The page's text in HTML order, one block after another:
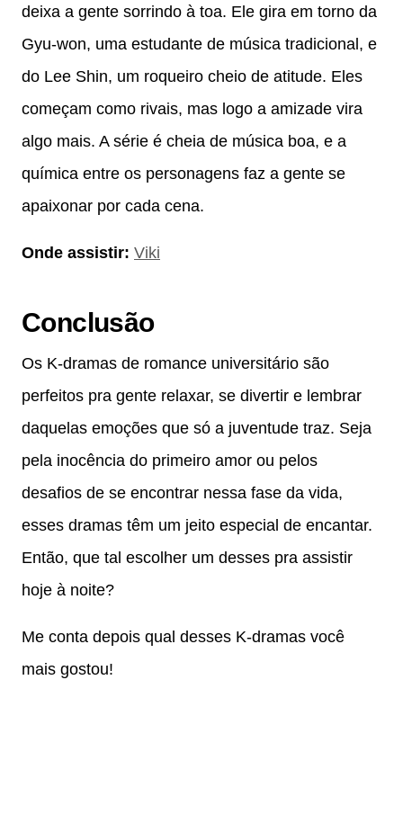
deixa a gente sorrindo à toa. Ele gira em torno da
Gyu-won, uma estudante de música tradicional, e
do Lee Shin, um roqueiro cheio de atitude. Eles
começam como rivais, mas logo a amizade vira
algo mais. A série é cheia de música boa, e a
química entre os personagens faz a gente se
apaixonar por cada cena.
Onde assistir: Viki
Conclusão
Os K-dramas de romance universitário são
perfeitos pra gente relaxar, se divertir e lembrar
daquelas emoções que só a juventude traz. Seja
pela inocência do primeiro amor ou pelos
desafios de se encontrar nessa fase da vida,
esses dramas têm um jeito especial de encantar.
Então, que tal escolher um desses pra assistir
hoje à noite?
Me conta depois qual desses K-dramas você
mais gostou!